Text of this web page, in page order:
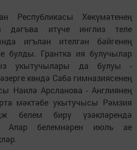
Республикасы Хөкүмәтенең
дәгъва итүче инглиз теле
игълан ителгән бәйгенең
булды. Грантка ия булучылар
укытучылары да булуы -
көндә Саба гимназиясенең
Наилә Арсланова - Англиянең
мәктәбе укытучысы Рәмзия
белем бирү үзәкләрендә
Алар белемнәрен июль ае